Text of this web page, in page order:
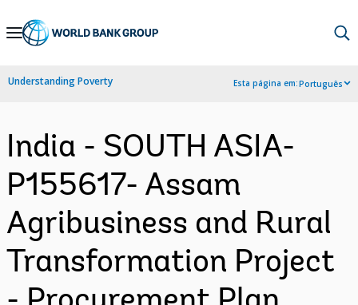
Skip
Navigation
Understanding Poverty Esta página em:Português
India - SOUTH ASIA-
P155617- Assam
Agribusiness and Rural
Transformation Project